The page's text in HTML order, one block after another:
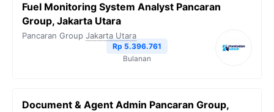
Fuel Monitoring System Analyst Pancaran
Group, Jakarta Utara
Pancaran Group Jakarta Utara
Rp 5.396.761
Bulanan
Document & Agent Admin Pancaran Group,